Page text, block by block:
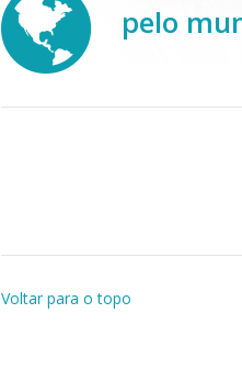
pelo
Voltar para o topo